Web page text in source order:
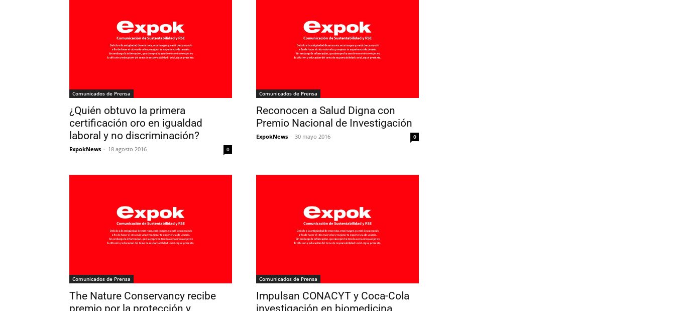
Comunicados de Prensa
¿Quién obtuvo la primera
certificación oro en igualdad
laboral y no discriminación?
ExpokNews - 18 agosto 2016 0
Comunicados de Prensa
Reconocen a Salud Digna con
Premio Nacional de Investigación
ExpokNews - 30 mayo 2016 0
Comunicados de Prensa
The Nature Conservancy recibe
premio por la protección y
Comunicados de Prensa
Impulsan CONACYT y Coca-Cola
investigación en biomedicina